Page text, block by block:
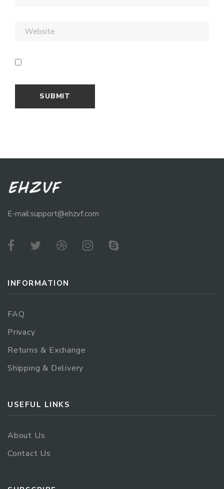
E-mail:support@ehzvf.com
INFORMATION
FAQ
Privacy
Returns & Exchange
Shipping & Delivery
USEFUL LINKS
About Us
Contact Us